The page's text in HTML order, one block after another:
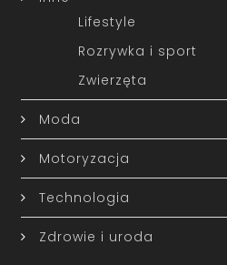
Lifestyle
Rozrywka i sport
Zwierzęta
Moda
Motoryzacja
Technologia
Zdrowie i uroda